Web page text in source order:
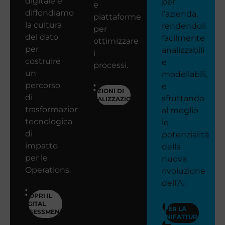
diffondiamo
la cultura
del dato
per
costruire
un
percorso
di
trasformazione
tecnologica
di
impatto
per le
Operations.
SCOPRI IL
DIGITAL
ASSESSMENT
e
piattaforme
per
ottimizzare
i
processi.
SOLUZIONI DI
DIGITALIZZAZIONE
l’azienda,
rendendoli
facilmente
analizzabili
e
modellabili,
e
sfruttando
al meglio
le
potenzialità
della
nuova
rivoluzione
dell’AI.
AI PER LA
MANIFATTURA